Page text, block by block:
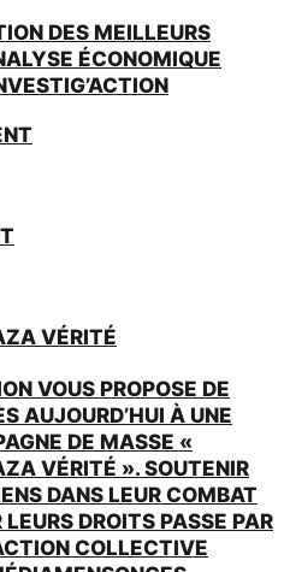
DES MEILLEURS
ÉCONOMIQUE
VÉRITÉ
VOUS PROPOSE DE
AUJOURD’HUI À UNE
DE MASSE «
VÉRITÉ ». SOUTENIR
DANS LEUR COMBAT
LEURS DROITS PASSE PAR
COLLECTIVE